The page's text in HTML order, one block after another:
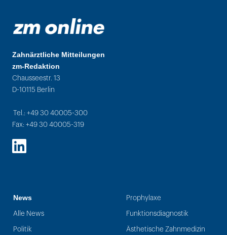
Zahnärztliche Mitteilungen
zm-Redaktion
Chausseestr. 13
D-10115 Berlin
Tel.: +49 30 40005-300
Fax: +49 30 40005-319
LinkedIn
News
Alle News
Politik
Prophylaxe
Funktionsdiagnostik
Ästhetische Zahnmedizin